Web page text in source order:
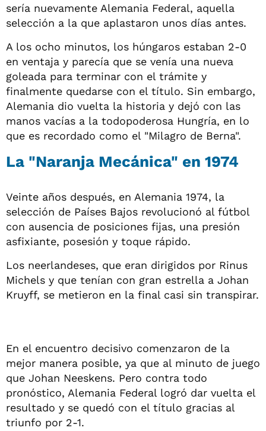
sería nuevamente Alemania Federal, aquella
selección a la que aplastaron unos días antes.
A los ocho minutos, los húngaros estaban 2-0
en ventaja y parecía que se venía una nueva
goleada para terminar con el trámite y
finalmente quedarse con el título. Sin embargo,
Alemania dio vuelta la historia y dejó con las
manos vacías a la todopoderosa Hungría, en lo
que es recordado como el "Milagro de Berna".
La "Naranja Mecánica" en 1974
Veinte años después, en Alemania 1974, la
selección de Países Bajos revolucionó al fútbol
con ausencia de posiciones fijas, una presión
asfixiante, posesión y toque rápido.
Los neerlandeses, que eran dirigidos por Rinus
Michels y que tenían con gran estrella a Johan
Kruyff, se metieron en la final casi sin transpirar.
En el encuentro decisivo comenzaron de la
mejor manera posible, ya que al minuto de juego
que Johan Neeskens. Pero contra todo
pronóstico, Alemania Federal logró dar vuelta el
resultado y se quedó con el título gracias al
triunfo por 2-1.